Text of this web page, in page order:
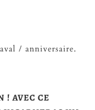
/ anniversaire.
! AVEC CE